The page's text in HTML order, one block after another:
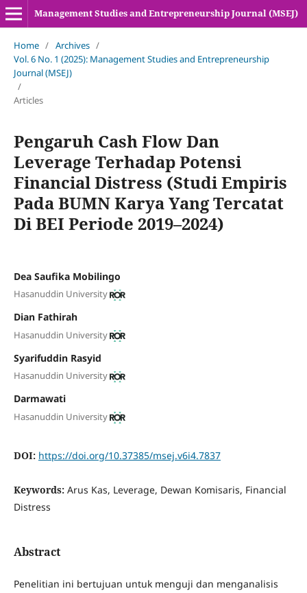
Management Studies and Entrepreneurship Journal (MSEJ)
Home / Archives /
Vol. 6 No. 1 (2025): Management Studies and Entrepreneurship
Journal (MSEJ)
/
Articles
Pengaruh Cash Flow Dan
Leverage Terhadap Potensi
Financial Distress (Studi Empiris
Pada BUMN Karya Yang Tercatat
Di BEI Periode 2019–2024)
Dea Saufika Mobilingo
Hasanuddin University
Dian Fathirah
Hasanuddin University
Syarifuddin Rasyid
Hasanuddin University
Darmawati
Hasanuddin University
DOI: https://doi.org/10.37385/msej.v6i4.7837
Keywords: Arus Kas, Leverage, Dewan Komisaris, Financial
Distress
Abstract
Penelitian ini bertujuan untuk menguji dan menganalisis